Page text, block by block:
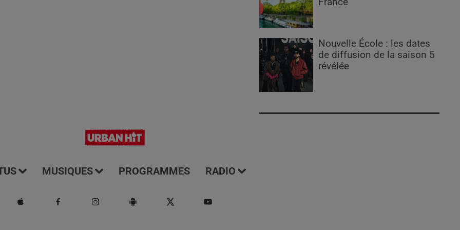
Nouvelle École : les dates
de diffusion de la saison 5
révélée
MUSIQUES PROGRAMMES RADIO